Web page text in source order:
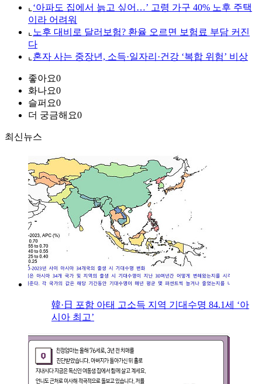
⌞ ‘아파도 집에서 늙고 싶어…’ 고령 가구 40% 노후 주택
이라 어려워
⌞ 노후 대비로 달러보험? 환율 오르면 보험료 부담 커진
다
⌞ 혼자 사는 중장년, 소득·일자리·건강 ‘복합 위험’ 비상
좋아요0
화나요0
슬퍼요0
더 궁금해요0
최신뉴스
韓·日 포함 아태 고소득 지역 기대수명 84.1세 ‘아
시아 최고’